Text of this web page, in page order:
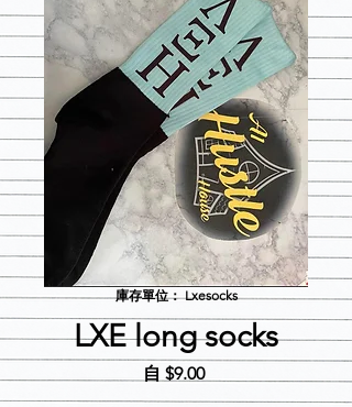
庫存單位： Lxesocks
LXE long socks
自 $9.00促
銷